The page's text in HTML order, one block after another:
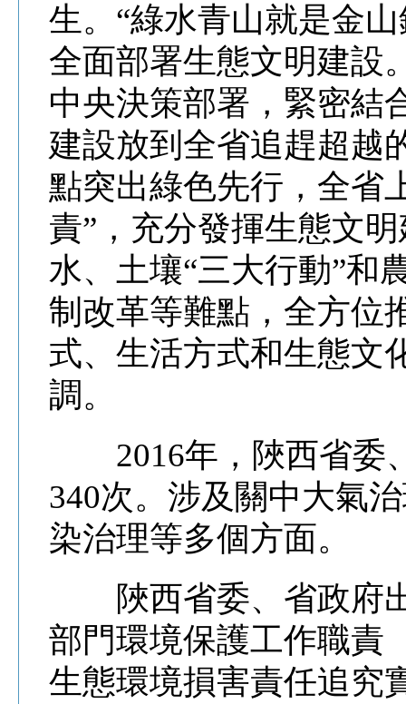
生。“綠水青山就是金
全面部署生態文明建設
中央決策部署，緊密結
建設放到全省追趕超越
點突出綠色先行，全省
責”，充分發揮生態文
水、土壤“三大行動”和
制改革等難點，全方位
式、生活方式和生態文
調。
2016年，陜西省委
340次。涉及關中大氣
染治理等多個方面。
陜西省委、省政府出
部門環境保護工作職責
生態環境損害責任追究